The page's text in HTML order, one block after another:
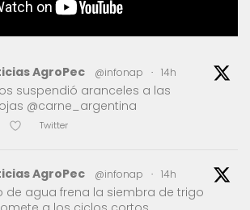
AgroPec @infonap · 14h
suspendió aranceles a las
@carne_argentina
Twitter
AgroPec @infonap · 14h
de agua frena la siembra de trigo